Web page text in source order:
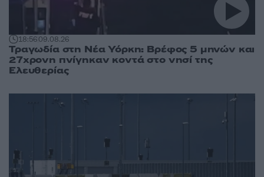
18:5609.08.26
Τραγωδία στη Νέα Υόρκη: Βρέφος 5 μηνών και
27χρονη πνίγηκαν κοντά στο νησί της
Ελευθερίας